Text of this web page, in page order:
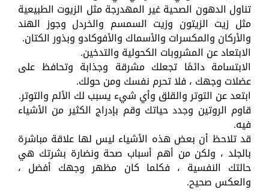
تناول الدهون الصحية غير المهدرجة مثل الزيوت الطبيعية
مثل زيت الزيتون وزيت السمسم والخردل وجوز الهند
والأركان والمكسرات والأسماك والأفوكادو وبذور الكتان.
الابتعاد عن المشروبات الكحولية والتدخين.
الابتسامة دائمًا تجعلك مشرقة وجذابة وتحافظ على
عضلات وجهك ، فلا تحرم نفسك ومن حولك.
ابتعد عن التوتر والقلق وأي شيء يسبب لك الألم والتوتر.
قاوم الروتين وجدد حياتك وقم بإدراج الكثير من الأشياء
فيه.
قد تلاحظ أن بعض هذه الأشياء ليس لها علاقة مباشرة
بالجلد ، ولكن من أهم أسباب صحة ونضارة بشرتك هي
حالتك النفسية ، فكلما كان مظهر وجهك أفضل ،
والعكس صحيح.